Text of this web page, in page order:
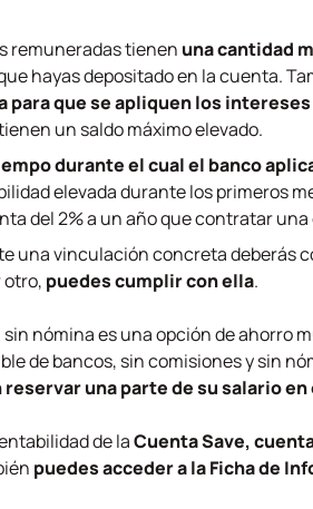
remuneradas tienen una cantidad
hayas depositado en la cuenta.
para que se apliquen los intereses
un saldo máximo elevado.
durante el cual el banco
elevada durante los primeros
del 2% a un año que contratar una
una vinculación concreta deberás
otro, puedes cumplir con ella.
nómina es una opción de ahorro
de bancos, sin comisiones y sin
una parte de su salario
de laCuenta Save,
puedes acceder a la Ficha de